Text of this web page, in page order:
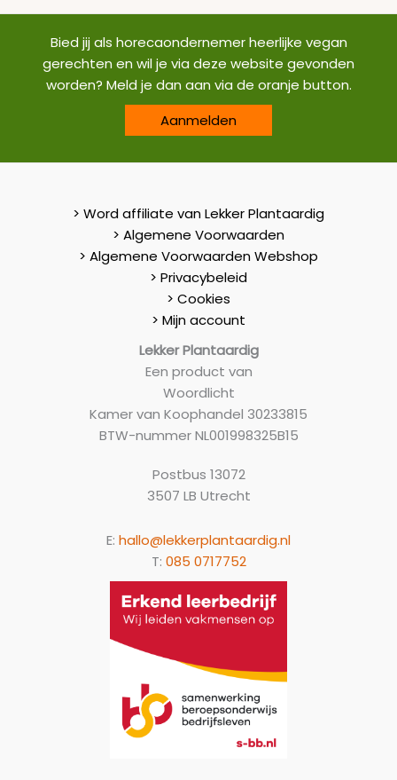
Bied jij als horecaondernemer heerlijke vegan
gerechten en wil je via deze website gevonden
worden? Meld je dan aan via de oranje button.
Aanmelden
> Word affiliate van Lekker Plantaardig
> Algemene Voorwaarden
> Algemene Voorwaarden Webshop
> Privacybeleid
> Cookies
> Mijn account
Lekker Plantaardig
Een product van
Woordlicht
Kamer van Koophandel 30233815
BTW-nummer NL001998325B15
Postbus 13072
3507 LB Utrecht
E: hallo@lekkerplantaardig.nl
T: 085 0717752